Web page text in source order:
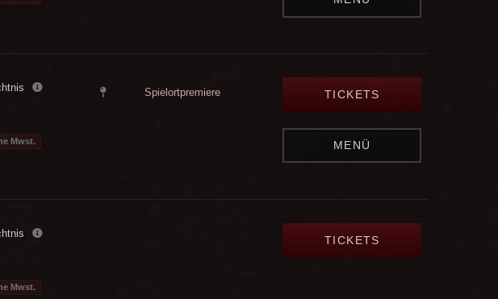
Mwst.
Spielortpremiere TICKETS
MENÜ
Mwst.
TICKETS